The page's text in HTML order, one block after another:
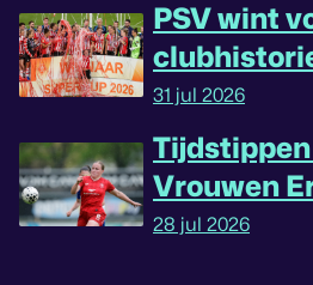
PSV wint
31 jul 2026
Vrouwen
omgedraaid
28 jul 2026